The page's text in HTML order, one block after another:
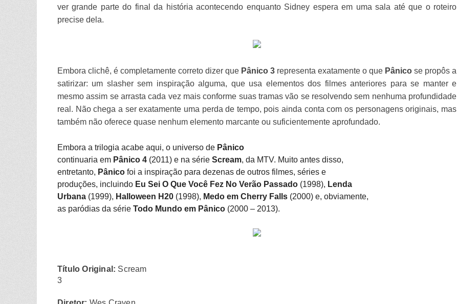
ver grande parte do final da história acontecendo enquanto Sidney espera em uma sala até que o roteiro
precise dela.
Embora clichê, é completamente correto dizer que Pânico 3 representa exatamente o que Pânico se propôs a
satirizar: um slasher sem inspiração alguma, que usa elementos dos filmes anteriores para se manter e
mesmo assim se arrasta cada vez mais conforme suas tramas vão se resolvendo sem nenhuma profundidade
real. Não chega a ser exatamente uma perda de tempo, pois ainda conta com os personagens originais, mas
também não oferece quase nenhum elemento marcante ou suficientemente aprofundado.
Embora a trilogia acabe aqui, o universo de Pânico
continuaria em Pânico 4 (2011) e na série Scream, da MTV. Muito antes disso,
entretanto, Pânico foi a inspiração para dezenas de outros filmes, séries e
produções, incluindo Eu Sei O Que Você Fez No Verão Passado (1998), Lenda
Urbana (1999), Halloween H20 (1998), Medo em Cherry Falls (2000) e, obviamente,
as paródias da série Todo Mundo em Pânico (2000 – 2013).
Título Original: Scream
3